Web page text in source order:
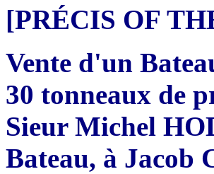
[PRÉCIS OF
Vente d'un
30 tonneaux de
Sieur Michel
Bateau, à Jacob